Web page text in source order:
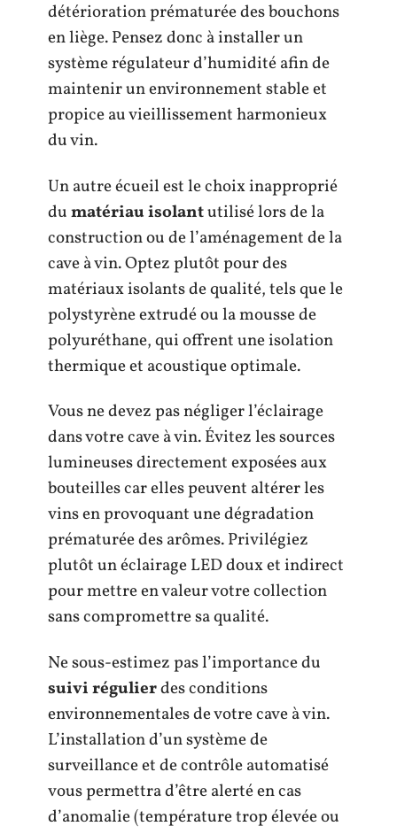
détérioration prématurée des bouchons
en liège. Pensez donc à installer un
système régulateur d’humidité afin de
maintenir un environnement stable et
propice au vieillissement harmonieux
du vin.
Un autre écueil est le choix inapproprié
dumatériau isolantutilisé lors de la
construction ou de l’aménagement de la
cave à vin. Optez plutôt pour des
matériaux isolants de qualité, tels que le
polystyrène extrudé ou la mousse de
polyuréthane, qui offrent une isolation
thermique et acoustique optimale.
Vous ne devez pas négliger l’éclairage
dans votre cave à vin. Évitez les sources
lumineuses directement exposées aux
bouteilles car elles peuvent altérer les
vins en provoquant une dégradation
prématurée des arômes. Privilégiez
plutôt un éclairage LED doux et indirect
pour mettre en valeur votre collection
sans compromettre sa qualité.
Ne sous-estimez pas l’importance du
suivi régulierdes conditions
environnementales de votre cave à vin.
L’installation d’un système de
surveillance et de contrôle automatisé
vous permettra d’être alerté en cas
d’anomalie (température trop élevée ou